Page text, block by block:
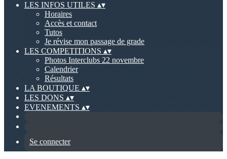
LES INFOS UTILES ▴▾
Horaires
Accès et contact
Tutos
Je révise mon passage de grade
LES COMPETITIONS ▴▾
Photos Interclubs 22 novembre
Calendrier
Résultats
LA BOUTIQUE ▴▾
LES DONS ▴▾
EVENEMENTS ▴▾
Se connecter